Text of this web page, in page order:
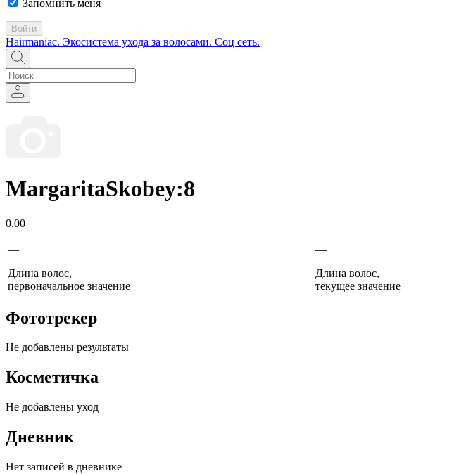
Запомнить меня
Войти
Hairmaniac. Экосистема ухода за волосами. Соц сеть.
MargaritaSkobey:8
0.00
—
Длина волос,
первоначальное значение
—
Длина волос,
текущее значение
Фототрекер
Не добавлены результаты
Косметичка
Не добавлены уход
Дневник
Нет записей в дневнике